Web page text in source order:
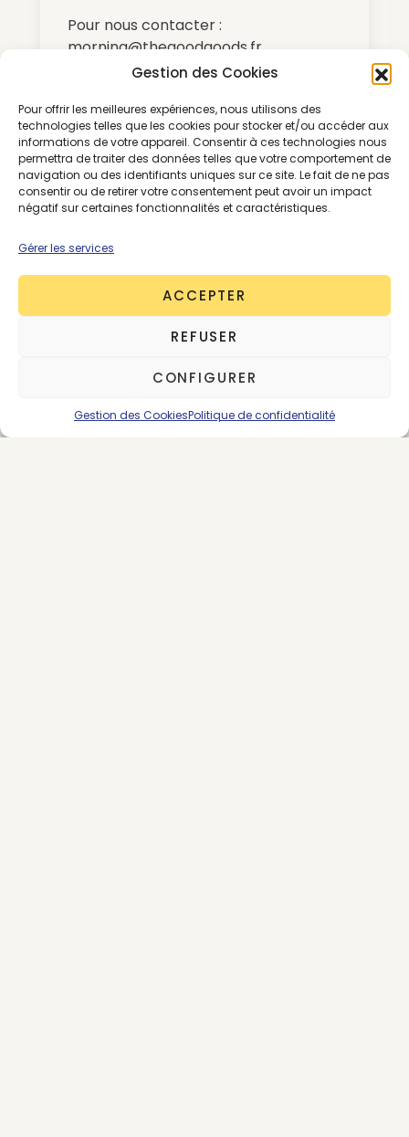
Gestion des Cookies
Pour offrir les meilleures expériences, nous utilisons des
technologies telles que les cookies pour stocker et/ou accéder aux
informations de votre appareil. Consentir à ces technologies nous
permettra de traiter des données telles que votre comportement de
navigation ou des identifiants uniques sur ce site. Le fait de ne pas
consentir ou de retirer votre consentement peut avoir un impact
négatif sur certaines fonctionnalités et caractéristiques.
Gérer les services
ACCEPTER
REFUSER
CONFIGURER
Gestion des CookiesPolitique de confidentialité
Pour nous contacter :
morning@thegoodgoods.fr
*Abonnement renouvelable par tacite
reconduction
SE CONNECTER